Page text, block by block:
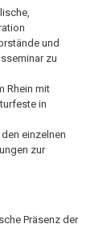
und
zu
Rhein mit
in
einzelnen
zur
Präsenz der